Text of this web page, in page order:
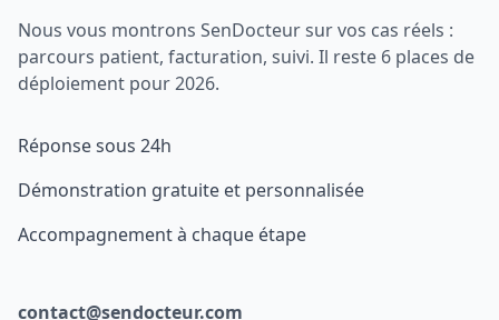
Nous vous montrons SenDocteur sur vos cas réels :
parcours patient, facturation, suivi. Il reste 6 places de
déploiement pour 2026.
Réponse sous 24h
Démonstration gratuite et personnalisée
Accompagnement à chaque étape
contact@sendocteur.com